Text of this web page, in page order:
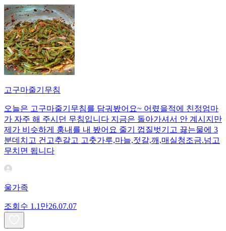
고구마줄기무침
오늘은 고구마줄기무침를 담궈봤어요~ 어렸을적에 친정엄마
가 자주 해 주시던 무침입니다 지금은 돌아가셔서 안 계시지만
제가 비슷하게 훙내를 내 봤어요 줄기 껍질벗기고 끓는물에 3
분데치고 건고추갈고 고춧가루,마늘,젓갈,깨,매실청조금.넘고
무치면 됩니다
울가족
조회수 1.1만26.07.07